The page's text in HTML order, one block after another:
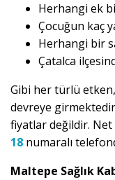
Herhangi ek
Çocuğun kaç
Herhangi bir
Çatalca
Gibi her türlü
devreye
fiyatlar değildir.
18 numaralı
Maltepe Sağlık